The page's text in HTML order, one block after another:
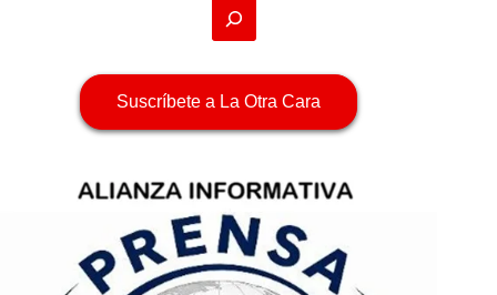
Suscríbete a La Otra Cara